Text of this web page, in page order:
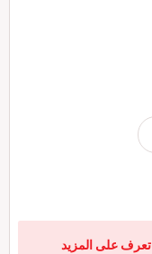
تعرف على المزيد